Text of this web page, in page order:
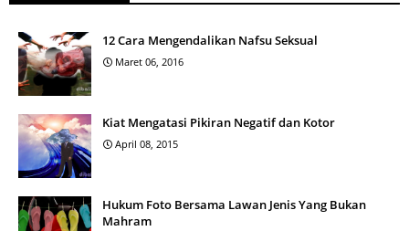
12 Cara Mengendalikan Nafsu Seksual
Maret 06, 2016
Kiat Mengatasi Pikiran Negatif dan Kotor
April 08, 2015
Hukum Foto Bersama Lawan Jenis Yang Bukan
Mahram